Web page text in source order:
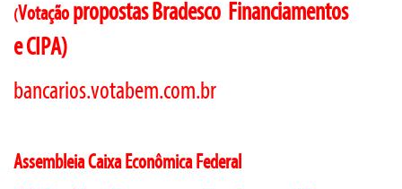
(Votação propostas Bradesco Financiamentos
eCIPA)
bancarios.votabem.com.br
Assembleia Caixa Econômica Federal